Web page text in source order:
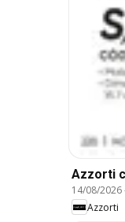
Azzorti
14/08/2026
Azzorti